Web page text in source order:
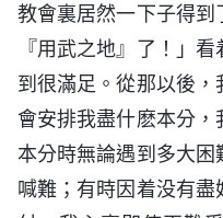
教會裏居然一下子得到
『用武之地』了！」
到很滿足。從那以後
會安排我盡什麽本分
本分時無論遇到多大
喊難；有時因着没有